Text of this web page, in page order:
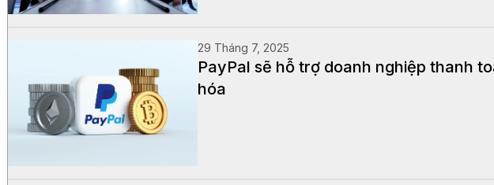
29 Tháng 7, 2025
PayPal sẽ hỗ trợ doanh nghiệp thanh
hóa